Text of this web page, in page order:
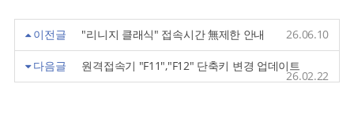
이전글 "리니지 클래식" 접속시간 無제한 안내 26.06.10
다음글 원격접속기 "F11","F12" 단축키 변경 업데이트
26.02.22